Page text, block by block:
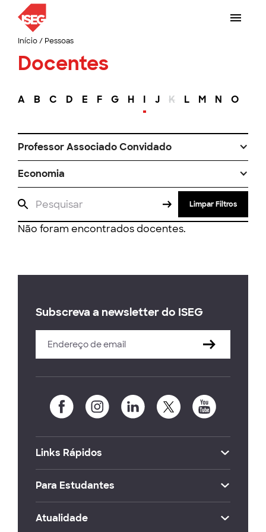
Início/ Pessoas
Docentes
A B C D E F G H I J K L M N O
Professor Associado Convidado
Economia
Limpar Filtros
Não foram encontrados docentes.
Subscreva a newsletter do ISEG
Links Rápidos
Para Estudantes
Atualidade